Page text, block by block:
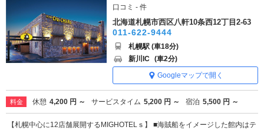
口コミ - 件
北海道札幌市西区八軒10条西12丁目2-63
011-622-9444
札幌駅 (車18分)
新川IC (車2分)
Googleマップで開く
料金 休憩 4,200 円 ～ サービスタイム 5,200 円 ～ 宿泊 5,500 円 ～
【札幌中心に12店舗展開するMIGHOTELｓ】 ■海賊船をイメージした館内はテ